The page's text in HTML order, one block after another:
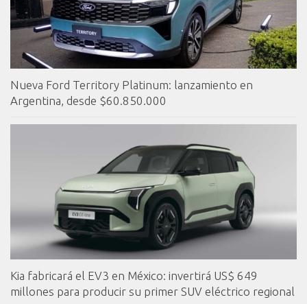
Nueva Ford Territory Platinum: lanzamiento en
Argentina, desde $60.850.000
Kia fabricará el EV3 en México: invertirá US$ 649
millones para producir su primer SUV eléctrico regional